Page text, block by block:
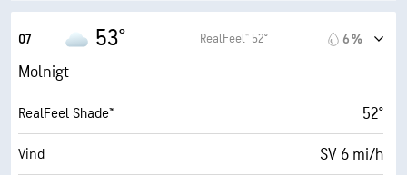
9900 fot
07 53° RealFeel® 52° 6 %
Molnigt
RealFeel Shade™ 52°
Vind SV 6 mi/h